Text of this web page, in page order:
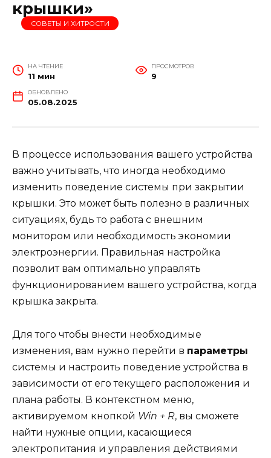
крышки»
СОВЕТЫ И ХИТРОСТИ
НА ЧТЕНИЕ
11 мин
ПРОСМОТРОВ
9
ОБНОВЛЕНО
05.08.2025
В процессе использования вашего устройства
важно учитывать, что иногда необходимо
изменить поведение системы при закрытии
крышки. Это может быть полезно в различных
ситуациях, будь то работа с внешним
монитором или необходимость экономии
электроэнергии. Правильная настройка
позволит вам оптимально управлять
функционированием вашего устройства, когда
крышка закрыта.
Для того чтобы внести необходимые
изменения, вам нужно перейти в параметры
системы и настроить поведение устройства в
зависимости от его текущего расположения и
плана работы. В контекстном меню,
активируемом кнопкой Win + R, вы сможете
найти нужные опции, касающиеся
электропитания и управления действиями